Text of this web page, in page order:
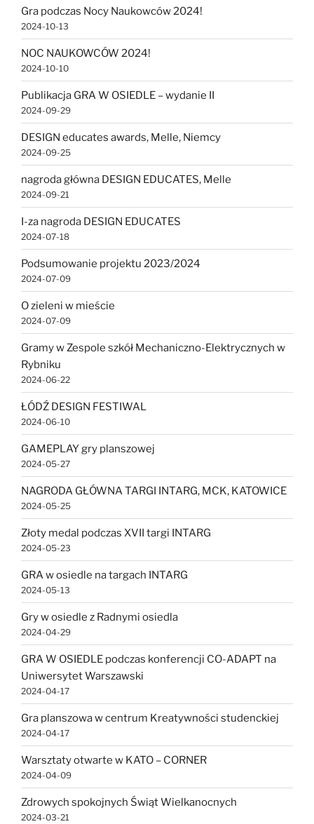
Gra podczas Nocy Naukowców 2024!
2024-10-13
NOC NAUKOWCÓW 2024!
2024-10-10
Publikacja GRA W OSIEDLE – wydanie II
2024-09-29
DESIGN educates awards, Melle, Niemcy
2024-09-25
nagroda główna DESIGN EDUCATES, Melle
2024-09-21
I-za nagroda DESIGN EDUCATES
2024-07-18
Podsumowanie projektu 2023/2024
2024-07-09
O zieleni w mieście
2024-07-09
Gramy w Zespole szkół Mechaniczno-Elektrycznych w
Rybniku
2024-06-22
ŁÓDŹ DESIGN FESTIWAL
2024-06-10
GAMEPLAY gry planszowej
2024-05-27
NAGRODA GŁÓWNA TARGI INTARG, MCK, KATOWICE
2024-05-25
Złoty medal podczas XVII targi INTARG
2024-05-23
GRA w osiedle na targach INTARG
2024-05-13
Gry w osiedle z Radnymi osiedla
2024-04-29
GRA W OSIEDLE podczas konferencji CO-ADAPT na
Uniwersytet Warszawski
2024-04-17
Gra planszowa w centrum Kreatywności studenckiej
2024-04-17
Warsztaty otwarte w KATO – CORNER
2024-04-09
Zdrowych spokojnych Świąt Wielkanocnych
2024-03-21